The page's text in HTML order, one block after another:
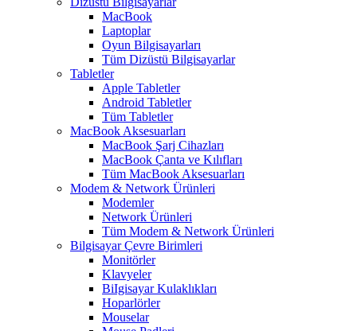
MacBook
Laptoplar
Oyun Bilgisayarları
Tüm Dizüstü Bilgisayarlar
Tabletler
Apple Tabletler
Android Tabletler
Tüm Tabletler
MacBook Aksesuarları
MacBook Şarj Cihazları
MacBook Çanta ve Kılıfları
Tüm MacBook Aksesuarları
Modem & Network Ürünleri
Modemler
Network Ürünleri
Tüm Modem & Network Ürünleri
Bilgisayar Çevre Birimleri
Monitörler
Klavyeler
BiIgisayar Kulaklıkları
Hoparlörler
Mouselar